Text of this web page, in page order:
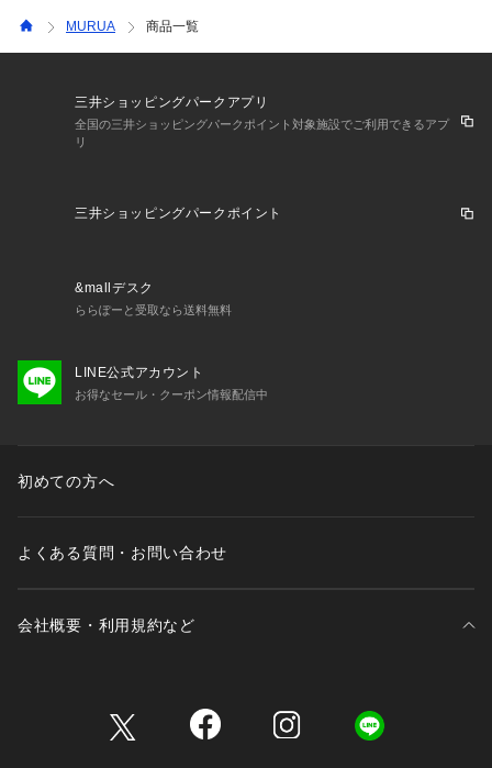
MURUA 商品一覧
三井ショッピングパークアプリ
全国の三井ショッピングパークポイント対象施設でご利用できるアプ
リ
三井ショッピングパークポイント
&mallデスク
ららぽーと受取なら送料無料
LINE公式アカウント
お得なセール・クーポン情報配信中
初めての方へ
よくある質問・お問い合わせ
会社概要・利用規約など